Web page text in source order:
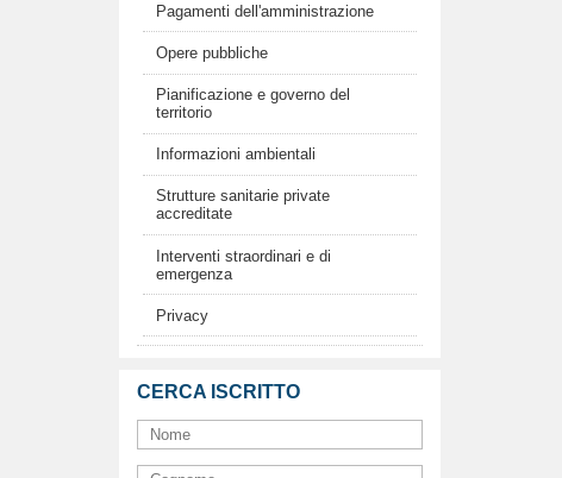
Pagamenti dell'amministrazione
Opere pubbliche
Pianificazione e governo del
territorio
Informazioni ambientali
Strutture sanitarie private
accreditate
Interventi straordinari e di
emergenza
Privacy
CERCA ISCRITTO